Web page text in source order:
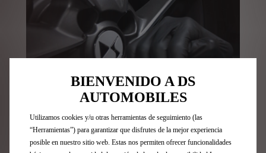
BIENVENIDO A DS
AUTOMOBILES
Utilizamos cookies y/u otras herramientas de seguimiento (las
“Herramientas”) para garantizar que disfrutes de la mejor experiencia
posible en nuestro sitio web. Estas nos permiten ofrecer funcionalidades